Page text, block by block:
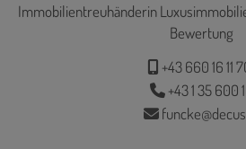
Immobilientreuhänderin
Bewertung
+43 660 16 11
+43 1 35 600